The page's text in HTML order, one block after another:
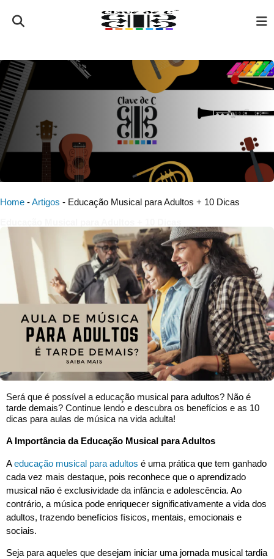
Home -Artigos - Educação Musical para Adultos + 10 Dicas
Será que é possível a educação musical para adultos? Não é
tarde demais? Continue lendo e descubra os benefícios e as 10
dicas para aulas de música na vida adulta!
A Importância da Educação Musical para Adultos
Aeducação musical para adultos é uma prática que tem ganhado
cada vez mais destaque, pois reconhece que o aprendizado
musical não é exclusividade da infância e adolescência. Ao
contrário, a música pode enriquecer significativamente a vida dos
adultos, trazendo benefícios físicos, mentais, emocionais e
sociais.
Seja para aqueles que desejam iniciar uma jornada musical tardia